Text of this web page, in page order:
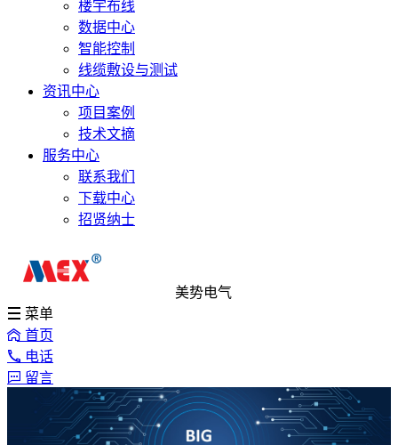
楼宇布线
数据中心
智能控制
线缆敷设与测试
资讯中心
项目案例
技术文摘
服务中心
联系我们
下载中心
招贤纳士
美势电气
菜单
首页
电话
留言